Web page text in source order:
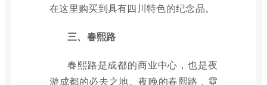
在这里购买到具有四川特色的纪念品。
三、春熙路
春熙路是成都的商业中心，也是夜
游成都的必去之地。夜晚的春熙路，霓